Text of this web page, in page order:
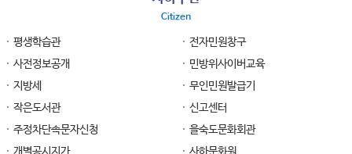
Citizen
평생학습관
전자민원창구
사전정보공개
민방위사이버교육
지방세
무인민원발급기
작은도서관
신고센터
주정차단속문자신청
을숙도문화회관